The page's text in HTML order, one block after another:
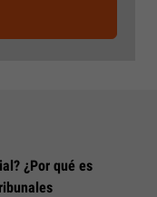
¿Por qué es